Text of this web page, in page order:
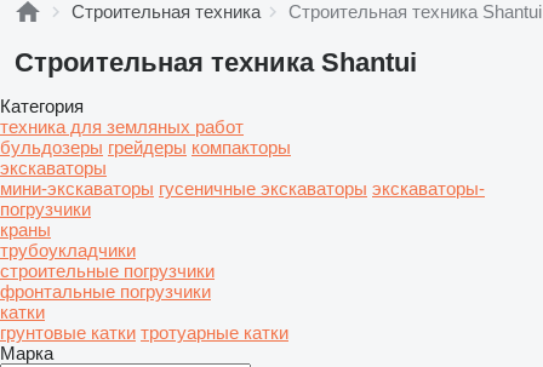
Строительная техника Строительная техника Shantui
Строительная техника Shantui
Категория
техника для земляных работ
бульдозеры грейдеры компакторы
экскаваторы
мини-экскаваторы гусеничные экскаваторы экскаваторы-
погрузчики
краны
трубоукладчики
строительные погрузчики
фронтальные погрузчики
катки
грунтовые катки тротуарные катки
Марка